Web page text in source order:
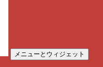
メニューとウィジェット